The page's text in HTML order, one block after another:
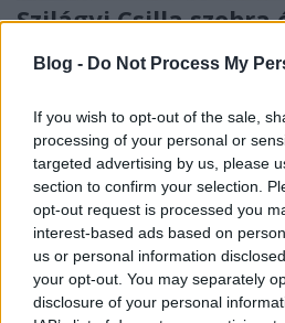
Blog - Do Not Process My
If you wish to opt-out of the sale,
processing of your personal or
targeted advertising by us, please
section to confirm your selection.
opt-out request is processed you
interest-based ads based on
us or personal information
your opt-out. You may separately
disclosure of your personal
Szilágyi Csilla szobra
Vadvirágom projekt:
művészet a 35.
Völgyében
budapest24• 2026. július 13.
Szilágyi Csilla szobra és a
fenntarthatóság és kortárs
Művészetek Völgyében